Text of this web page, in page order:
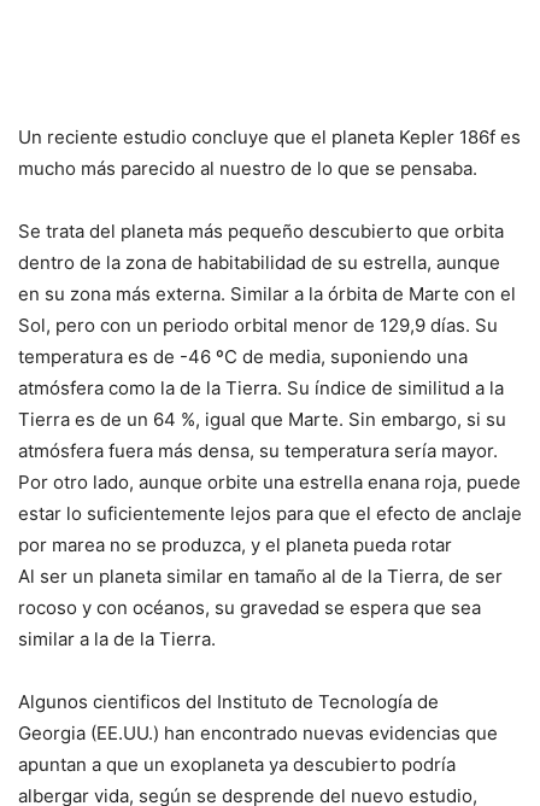
Un reciente estudio concluye que el planeta Kepler 186f es
mucho más parecido al nuestro de lo que se pensaba.
Se trata del planeta más pequeño descubierto que orbita
dentro de la zona de habitabilidad de su estrella, aunque
en su zona más externa. Similar a la órbita de Marte con el
Sol, pero con un periodo orbital menor de 129,9 días. Su
temperatura es de -46 ºC de media, suponiendo una
atmósfera como la de la Tierra. Su índice de similitud a la
Tierra es de un 64 %, igual que Marte. Sin embargo, si su
atmósfera fuera más densa, su temperatura sería mayor.
Por otro lado, aunque orbite una estrella enana roja, puede
estar lo suficientemente lejos para que el efecto de anclaje
por marea no se produzca, y el planeta pueda rotar
Al ser un planeta similar en tamaño al de la Tierra, de ser
rocoso y con océanos, su gravedad se espera que sea
similar a la de la Tierra.
Algunos cientificos del Instituto de Tecnología de
Georgia (EE.UU.) han encontrado nuevas evidencias que
apuntan a que un exoplaneta ya descubierto podría
albergar vida, según se desprende del nuevo estudio,